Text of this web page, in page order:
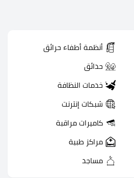
أنظمة أطفاء حرائق
حدائق
خدمات النظافة
شبكات إنترنت
كاميرات مراقبة
مراكز طبية
مساجد